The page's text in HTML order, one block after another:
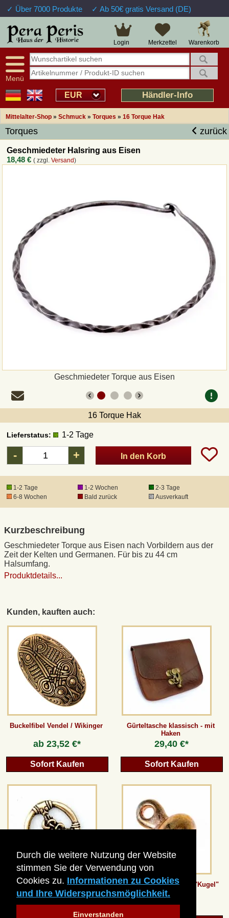
Durch die weitere Nutzung der Website
stimmen Sie der Verwendung von
Cookies zu. Informationen zu Cookies
und Ihre Widerspruchsmöglichkeit.
Einverstanden
✓ Über 7000 Produkte ✓ Ab 50€ gratis Versand (DE)
Warenkorb
Merkzettel
Login
Menü
EUR Händler-Info
Mittelalter-Shop » Schmuck » Torques » 16 Torque Hak
Torques zurück
Geschmiedeter Halsring aus Eisen
18,48 € ( zzgl.Versand)
Geschmiedeter Torque aus Eisen
16 Torque Hak
Lieferstatus: 1-2 Tage
- + In den Korb
1-2 Tage 1-2 Wochen
2-3 Tage
6-8 Wochen
Bald zurück Ausverkauft
Kurzbeschreibung
Geschmiedeter Torque aus Eisen nach Vorbildern aus der
Zeit der Kelten und Germanen. Für bis zu 44 cm
Halsumfang.
Produktdetails...
Kunden, kauften auch:
Buckelfibel Vendel / Wikinger
ab23,52 €*
Sofort Kaufen
Gürteltasche klassisch - mit
Haken
29,40 €*
Sofort Kaufen
Riemenverteiler von Gotland
4,19 €*
Mittelalterlicher Knopf "Kugel"
ab2,51 €*
Große Auswahl
Verfügbarkeitsanzeige
Sendungsverfolgung
Intelligente Navigation
Freundlicher Service
14 Tage Widerrufsrecht
Über 25 Jahre Erfahrung
Schnelle Rücküberweisung
Kulant bei Retouren
Prof. Auftragsabwicklung
Übersicht Mittelalter-Produkte
Impressum
Widerrufsfunktion
Zahlungsweisen
Sepa
PayPal
Versandarten und Retouren
UPS
DHL Paket
DPD
DHL Kleinpaket
Waffenrecht und FSK 18
Produkthaftung
Widerrufsrecht
Anfertigung von Museumsrepliken
Mittelalter-Großhandel
Gästebuch
Newsletter
Vertrag wiederrufen
eventueller Zölle (bei Nicht-EU-Ländern). Durchgestrichene Preise entsprechen dem
bisherigen Preis bei peraperis.com.
Zur klassischen Website